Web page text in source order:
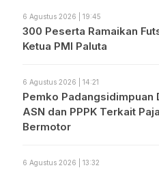
6 Agustus 2026 | 19:45
300 Peserta Ramaikan
Ketua PMI Paluta
6 Agustus 2026 | 14:21
Pemko Padangsidimpuan
ASN dan PPPK Terkait
Bermotor
6 Agustus 2026 | 13:32